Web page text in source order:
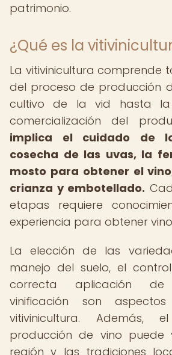
patrimonio.
¿Qué es la
La vitivinicultura comprende
del proceso de producción
cultivo de la vid hasta
comercialización del
implica el cuidado de
cosecha de las uvas, la
mosto para obtener el
crianza y embotellado.
etapas requiere
experiencia para obtener
La elección de las
manejo del suelo, el
correcta aplicación
vinificación son
vitivinicultura. Además,
producción de vino puede
región y las tradiciones